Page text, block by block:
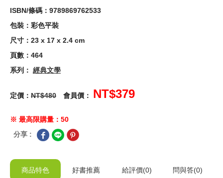
ISBN/條碼：9789869762533
包裝：彩色平裝
尺寸：23 x 17 x 2.4 cm
頁數：464
系列： 經典文學
定價： NT$480 會員價： NT$379
※ 最高限購量：50
分享 :
商品特色 好書推薦 給評價(0) 問與答(0)